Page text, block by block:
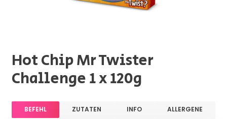
Hot Chip Mr Twister
Challenge 1 x 120g
BEFEHL ZUTATEN INFO
ALLERGENE